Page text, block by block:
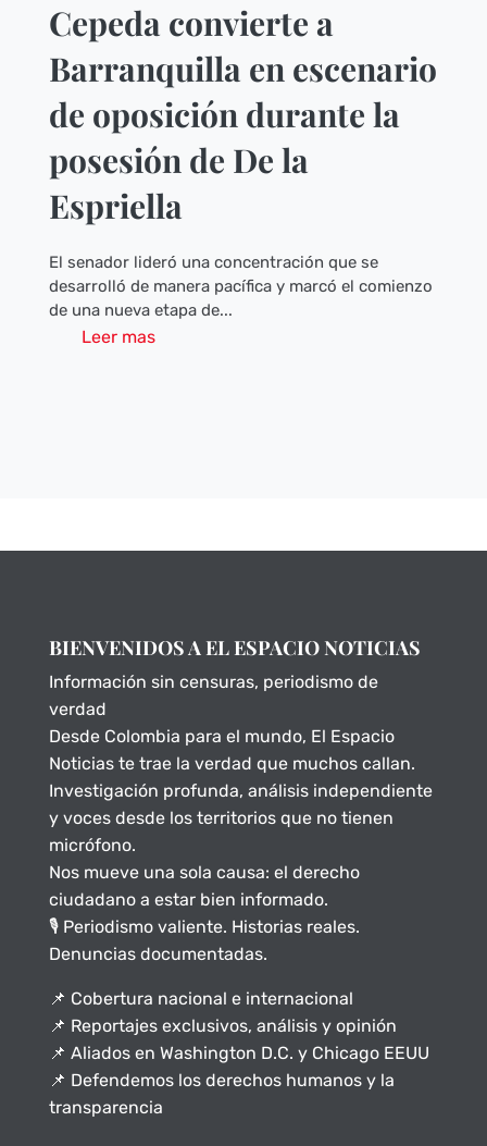
Cepeda convierte a
Barranquilla en escenario
de oposición durante la
posesión de De la
Espriella
El senador lideró una concentración que se
desarrolló de manera pacífica y marcó el comienzo
de una nueva etapa de...
Leer mas
BIENVENIDOS A EL ESPACIO NOTICIAS
Información sin censuras, periodismo de
verdad
Desde Colombia para el mundo, El Espacio
Noticias te trae la verdad que muchos callan.
Investigación profunda, análisis independiente
y voces desde los territorios que no tienen
micrófono.
Nos mueve una sola causa: el derecho
ciudadano a estar bien informado.
🎙️ Periodismo valiente. Historias reales.
Denuncias documentadas.
📌 Cobertura nacional e internacional
📌 Reportajes exclusivos, análisis y opinión
📌 Aliados en Washington D.C. y Chicago EEUU
📌 Defendemos los derechos humanos y la
transparencia